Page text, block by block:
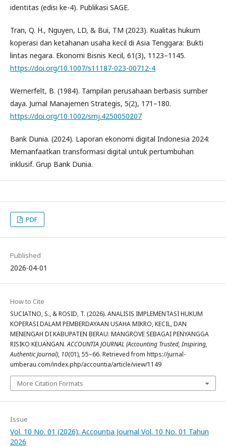
identitas (edisi ke-4). Publikasi SAGE.
Tran, Q. H., Nguyen, LD, & Bui, TM (2023). Kualitas hukum
koperasi dan ketahanan usaha kecil di Asia Tenggara: Bukti
lintas negara. Ekonomi Bisnis Kecil, 61(3), 1123–1145.
https://doi.org/10.1007/s11187-023-00712-4
Wernerfelt, B. (1984). Tampilan perusahaan berbasis sumber
daya. Jurnal Manajemen Strategis, 5(2), 171–180.
https://doi.org/10.1002/smj.4250050207
Bank Dunia. (2024). Laporan ekonomi digital Indonesia 2024:
Memanfaatkan transformasi digital untuk pertumbuhan
inklusif. Grup Bank Dunia.
PDF
Published
2026-04-01
How to Cite
SUCIATNO, S., & ROSID, T. (2026). ANALISIS IMPLEMENTASI HUKUM
KOPERASI DALAM PEMBERDAYAAN USAHA MIKRO, KECIL, DAN
MENENGAH DI KABUPATEN BERAU: MANGROVE SEBAGAI PENYANGGA
RISIKO KEUANGAN.ACCOUNTIA JOURNAL (Accounting Trusted, Inspiring,
Authentic Journal), 10(01), 55–66. Retrieved from https://jurnal-
umberau.com/index.php/accountia/article/view/1149
More Citation Formats
Issue
Vol. 10 No. 01 (2026): Accountia Journal Vol. 10 No. 01 Tahun
2026